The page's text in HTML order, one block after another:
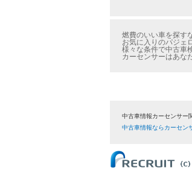
燃費のいい車を探す
お気に入りのパジェ
様々な条件で中古車
カーセンサーはあな
中古車情報カーセンサー
中古車情報ならカーセン